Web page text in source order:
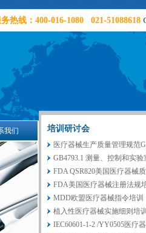
热线：400-016-1080 021-51088618
我们 培训研讨会
医疗器械生产质量管理规范
GB4793.1 测量、控制和实验
FDA QSR820美国医疗器械
FDA美国医疗器械注册法规
MDD欧盟医疗器械指令培训
植入性医疗器械实施细则培训
IEC60601-1-2 /YY0505医疗